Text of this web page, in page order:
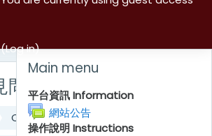
(Log in)
問題及操作手冊
Courses
Main menu
平台資訊 Information
網站公告
操作說明 Instructions